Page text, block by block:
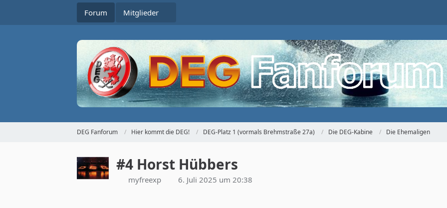
Forum Mitglieder
DEG Fanforum Hier kommt die DEG! DEG-Platz 1 (vormals Brehmstraße 27a) Die DEG-Kabine Die Ehemaligen
#4 Horst Hübbers
myfreexp 6. Juli 2025 um 20:38